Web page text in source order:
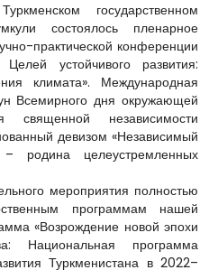
государственном
состоялось пленарное
практической конференции
устойчивого развития:
климата». Международная
Всемирного дня окружающей
независимости
девизом «Независимый
– родина целеустремленных
мероприятия полностью
программам нашей
«Возрождение новой эпохи
Национальная программа
Туркменистана в 2022–